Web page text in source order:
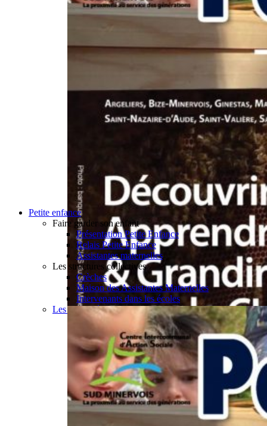
Petite enfance
Faire garder son enfant
Présentation Petite Enfance
Relais Petite Enfance
Assistantes maternelles
Les structures collectives
Crèches
Maison des Assistantes Maternelles
Intervenants dans les écoles
Les actualités petite enfance